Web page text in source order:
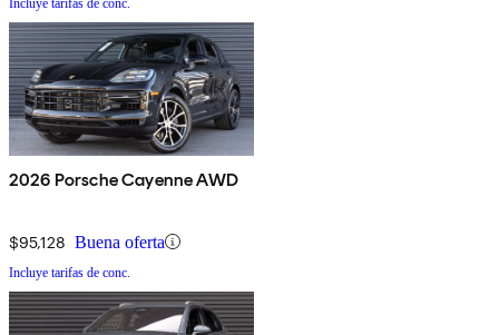
Incluye tarifas de conc.
2026 Porsche Cayenne AWD
$95,128 Buena oferta
Incluye tarifas de conc.